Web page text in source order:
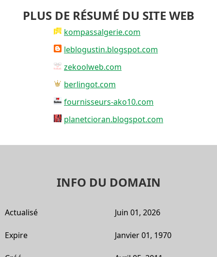
PLUS DE RÉSUMÉ DU SITE WEB
kompassalgerie.com
leblogustin.blogspot.com
zekoolweb.com
berlingot.com
fournisseurs-ako10.com
planetcioran.blogspot.com
INFO DU DOMAIN
Actualisé Juin 01, 2026
Expire Janvier 01, 1970